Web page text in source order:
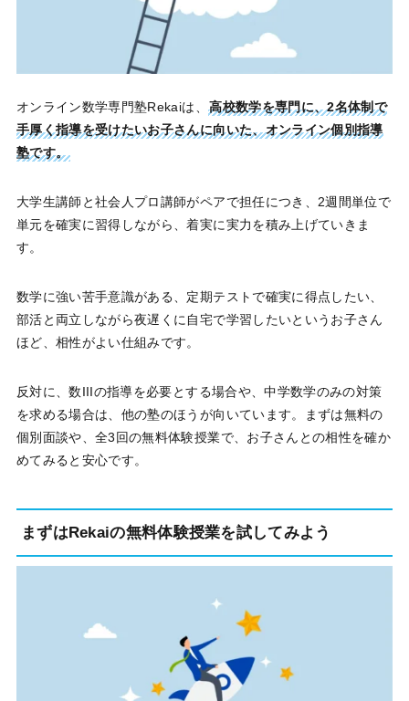
オンライン数学専門塾Rekaiは、 高校数学を専門に、2名体制で
手厚く指導を受けたいお子さんに向いた、オンライン個別指導
塾です。
大学生講師と社会人プロ講師がペアで担任につき、2週間単位で
単元を確実に習得しながら、着実に実力を積み上げていきま
す。
数学に強い苦手意識がある、定期テストで確実に得点したい、
部活と両立しながら夜遅くに自宅で学習したいというお子さん
ほど、相性がよい仕組みです。
反対に、数IIIの指導を必要とする場合や、中学数学のみの対策
を求める場合は、他の塾のほうが向いています。まずは無料の
個別面談や、全3回の無料体験授業で、お子さんとの相性を確か
めてみると安心です。
まずはRekaiの無料体験授業を試してみよう